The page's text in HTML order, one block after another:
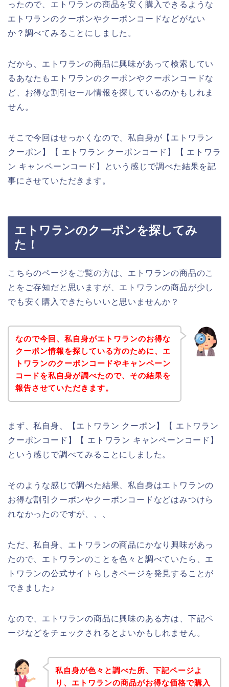
ったので、エトワランの商品を安く購入できるような
エトワランのクーポンやクーポンコードなどがない
か？調べてみることにしました。
だから、エトワランの商品に興味があって検索してい
るあなたもエトワランのクーポンやクーポンコードな
ど、お得な割引セール情報を探しているのかもしれま
せん。
そこで今回はせっかくなので、私自身が【エトワラン
クーポン】【 エトワラン クーポンコード】【 エトワラ
ン キャンペーンコード】という感じで調べた結果を記
事にさせていただきます。
エトワランのクーポンを探してみ
た！
こちらのページをご覧の方は、エトワランの商品のこ
とをご存知だと思いますが、エトワランの商品が少し
でも安く購入できたらいいと思いませんか？
なので今回、私自身がエトワランのお得な
クーポン情報を探している方のために、エ
トワランのクーポンコードやキャンペーン
コードを私自身が調べたので、その結果を
報告させていただきます。
まず、私自身、【エトワラン クーポン】【 エトワラン
クーポンコード】【 エトワラン キャンペーンコード】
という感じで調べてみることにしました。
そのような感じで調べた結果、私自身はエトワランの
お得な割引クーポンやクーポンコードなどはみつけら
れなかったのですが、、、
ただ、私自身、エトワランの商品にかなり興味があっ
たので、エトワランのことを色々と調べていたら、エ
トワランの公式サイトらしきページを発見することが
できました♪
なので、エトワランの商品に興味のある方は、下記ペ
ージなどをチェックされるとよいかもしれません。
私自身が色々と調べた所、下記ページよ
り、エトワランの商品がお得な価格で購入